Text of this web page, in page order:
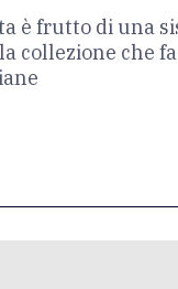
è frutto di una
collezione che